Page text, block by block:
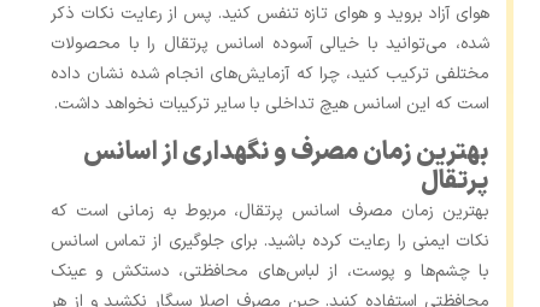
هوای آزاد بروید و هوای تازه تنفس کنید. پس از رعایت نکات ذکر
شده، می‌توانید با خیالی آسوده اسانس پرتقال را با محصولات
مختلفی ترکیب کنید، چرا که آزمایش‌‌های انجام شده نشان داده
است که این اسانس هیچ تداخلی با سایر ترکیبات نخواهد داشت.
بهترین زمان مصرف و نگهداری از اسانس
پرتقال
بهترین زمان مصرف اسانس پرتقال، مربوط به زمانی است که
نکات ایمنی را رعایت کرده باشید. برای جلوگیری از تماس اسانس
با چشم‌ها و پوست، از لباس‌های محافظتی، دستکش و عینک
محافظتی استفاده کنید. حین مصرف اصلا سیگار نکشید و از هر